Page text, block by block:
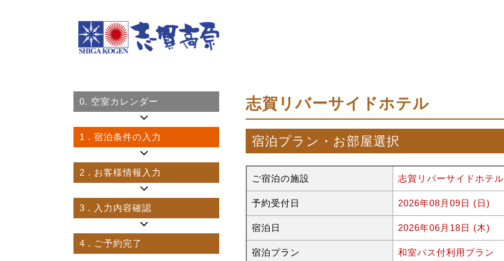
0. 空室カレンダー
1 . 宿泊条件の入力
2 . お客様情報入力
3 . 入力内容確認
4 . ご予約完了
志賀リバーサイドホテル
宿泊プラン・お部屋選択
ご宿泊の施設 志賀リバーサイドホテル
予約受付日 2026年08月09日 (日)
宿泊日 2026年06月18日 (木)
宿泊プラン 和室バス付利用プラン